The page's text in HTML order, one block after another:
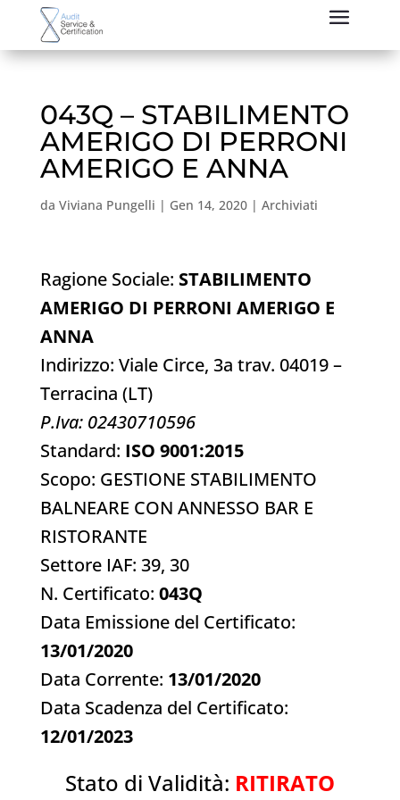
043Q – STABILIMENTO
AMERIGO DI PERRONI
AMERIGO E ANNA
da Viviana Pungelli | Gen 14, 2020| Archiviati
Ragione Sociale: STABILIMENTO
AMERIGO DI PERRONI AMERIGO E
ANNA
Indirizzo: Viale Circe, 3a trav. 04019 –
Terracina (LT)
P.Iva: 02430710596
Standard: ISO 9001:2015
Scopo: GESTIONE STABILIMENTO
BALNEARE CON ANNESSO BAR E
RISTORANTE
Settore IAF: 39, 30
N. Certificato: 043Q
Data Emissione del Certificato:
13/01/2020
Data Corrente: 13/01/2020
Data Scadenza del Certificato:
12/01/2023
Stato di Validità: RITIRATO